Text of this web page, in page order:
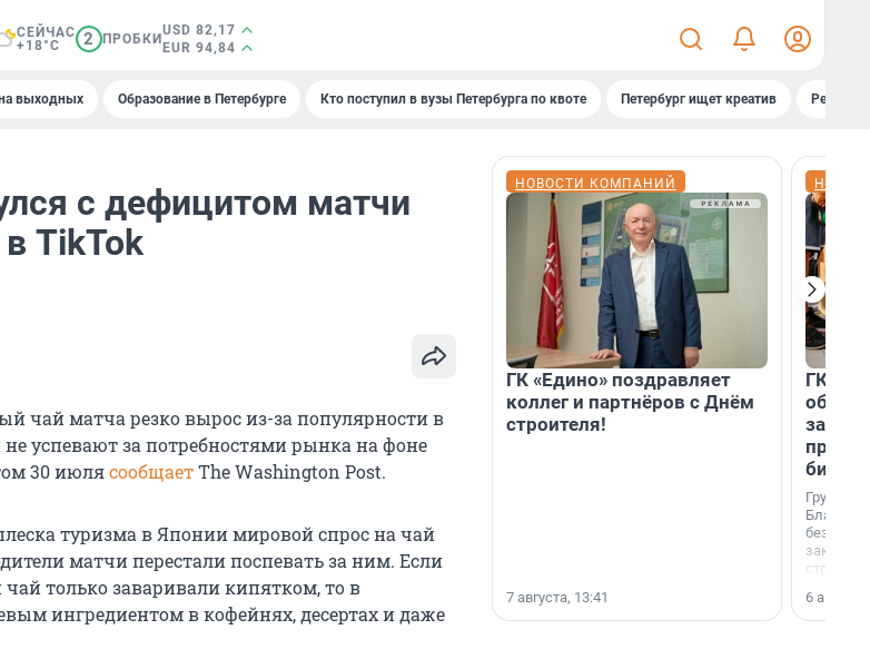
СЕЙЧАС
+18°C
2 ПРОБКИ
USD 82,17
EUR 94,84
выходных Образование в Петербурге Кто поступил в вузы Петербурга по квоте Петербург ищет креатив
с дефицитом матчи
TikTok
чай матча резко вырос из-за популярности в
успевают за потребностями рынка на фоне
30 июлясообщаетThe Washington Post.
туризма в Японии мировой спрос на чай
матчи перестали поспевать за ним. Если
только заваривали кипятком, то в
ингредиентом в кофейнях, десертах и даже
НОВОСТИ КОМПАНИЙ
ГК «Едино» поздравляет
коллег и партнёров с Днём
строителя!
7 августа, 13:41
ГК
Группа
6